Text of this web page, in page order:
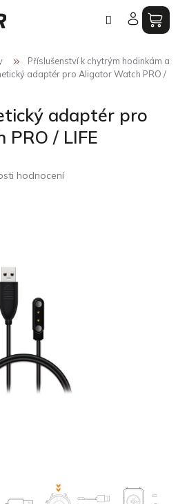
Příslušenství k chytrým hodinkám a
adaptér pro Aligator Watch PRO /
adaptér pro
/ LIFE
hodnocení